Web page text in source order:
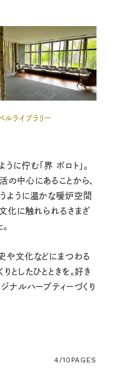
ルライブラリー
に佇む「界 ポロト」。
の中心にあることから、
ように温かな暖炉空間
文化に触れられるさまざ
や文化などにまつわる
としたひとときを。好き
ナルハーブティーづくり
4/10 PAGES